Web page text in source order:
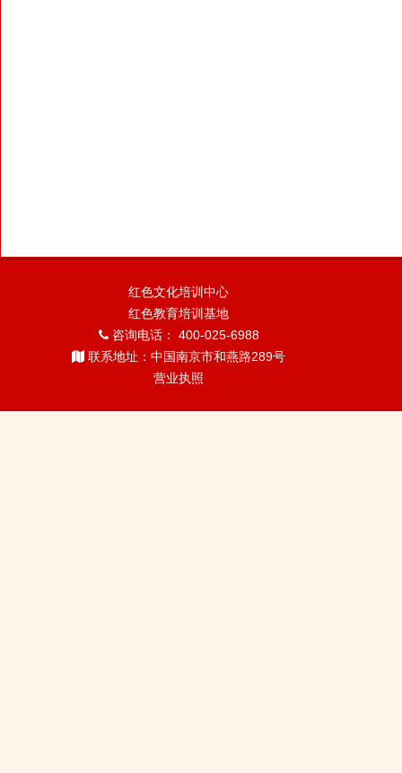
红色文化培训中心
红色教育培训基地
咨询电话： 400-025-6988
联系地址：中国南京市和燕路289号
营业执照